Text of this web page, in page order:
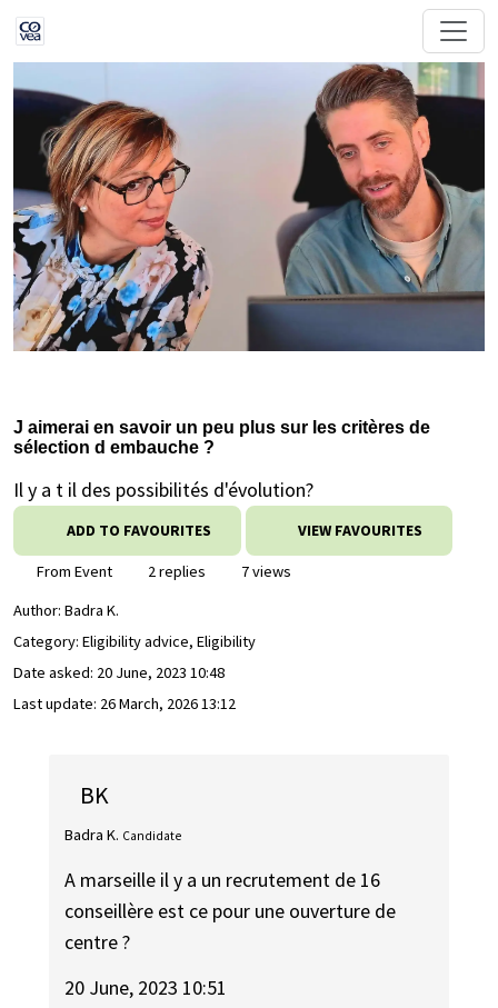
J aimerai en savoir un peu plus sur les critères de
sélection d embauche ?
Il y a t il des possibilités d'évolution?
ADD TO FAVOURITES VIEW FAVOURITES
From Event 2 replies
7 views
Author: Badra K.
Category: Eligibility advice, Eligibility
Date asked: 20 June, 2023 10:48
Last update: 26 March, 2026 13:12
BK
Badra K. Candidate
A marseille il y a un recrutement de 16
conseillère est ce pour une ouverture de
centre ?
20 June, 2023 10:51